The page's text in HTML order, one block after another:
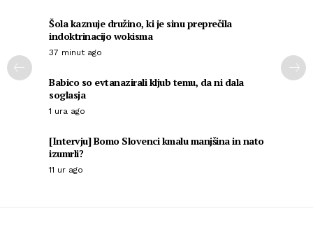
Šola kaznuje družino, ki je sinu preprečila
indoktrinacijo wokisma
37 minut ago
Babico so evtanazirali kljub temu, da ni dala
soglasja
1 ura ago
[Intervju] Bomo Slovenci kmalu manjšina in nato
izumrli?
11 ur ago